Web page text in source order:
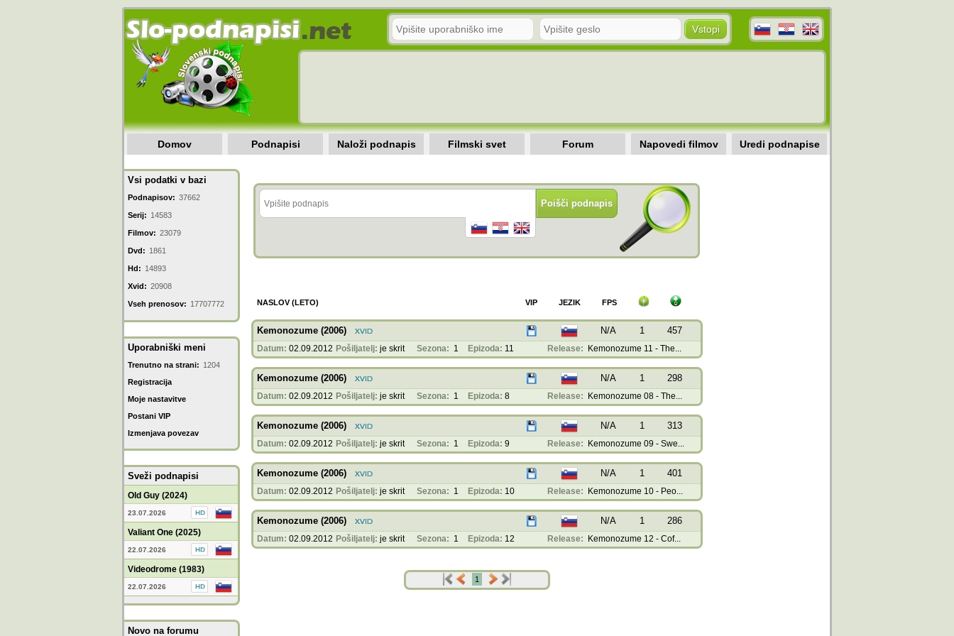
Domov Podnapisi Naloži podnapis Filmski svet Forum Napovedi filmov Uredi podnapise
Vsi podatki v bazi
Podnapisov: 37662
Serij: 14583
Filmov: 23079
Dvd: 1861
Hd: 14893
Xvid: 20908
Vseh prenosov: 17707772
Uporabniški meni
Trenutno na strani: 1204
Registracija
Moje nastavitve
Postani VIP
Izmenjava povezav
Sveži podnapisi
Old Guy (2024)
23.07.2026
Valiant One (2025)
22.07.2026
Videodrome (1983)
22.07.2026
Novo na forumu
NASLOV (LETO) FPS
JEZIK
VIP
Kemonozume (2006) N/A 1 457
Datum: 02.09.2012 Pošiljatelj: je skrit Sezona: 1 Epizoda: 11 Release: Kemonozume 11 - The...
Kemonozume (2006) N/A 1 298
Datum: 02.09.2012 Pošiljatelj: je skrit Sezona: 1 Epizoda: 8 Release: Kemonozume 08 - The...
Kemonozume (2006) N/A 1 313
Datum: 02.09.2012 Pošiljatelj: je skrit Sezona: 1 Epizoda: 9 Release: Kemonozume 09 - Swe...
Kemonozume (2006) N/A 1 401
Datum: 02.09.2012 Pošiljatelj: je skrit Sezona: 1 Epizoda: 10 Release: Kemonozume 10 - Peo...
Kemonozume (2006) N/A 1 286
Datum: 02.09.2012 Pošiljatelj: je skrit Sezona: 1 Epizoda: 12 Release: Kemonozume 12 - Cof...
1